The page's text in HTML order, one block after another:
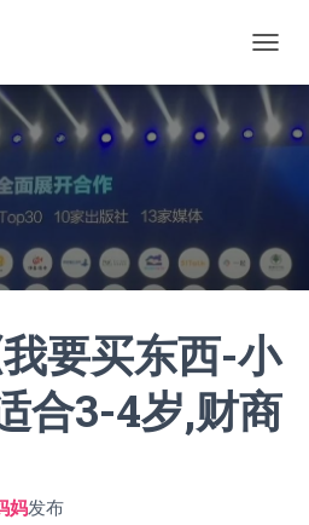
换
导
航
要买东西-小
合3-4岁,财商
妈发布